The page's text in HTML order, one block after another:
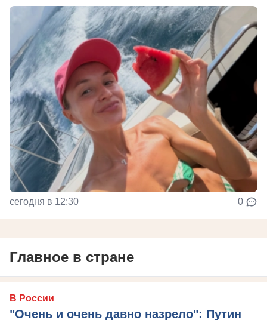
сегодня в 12:30 0
Главное в стране
В России
"Очень и очень давно назрело": Путин